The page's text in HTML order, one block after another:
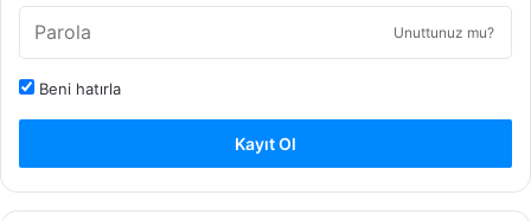
Unuttunuz mu?
Beni hatırla
Kayıt Ol